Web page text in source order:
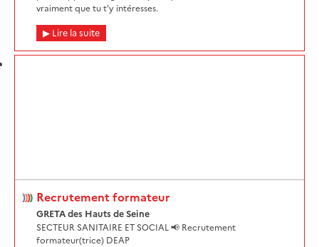
vraiment que tu t'y intéresses.
Lire la suite
Recrutement formateur
GRETA des Hauts de Seine
SECTEUR SANITAIRE ET SOCIAL 📢 Recrutement
formateur(trice) DEAP